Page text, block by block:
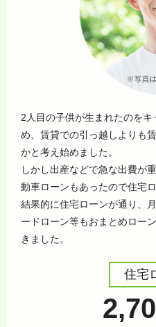
2人目の子供が生まれたのを
め、賃貸での引っ越しよりも
かと考え始めました。
しかし出産などで急な出費が
動車ローンもあったので住宅
結果的に住宅ローンが通り、
ードローン等もおまとめロー
きました。
住宅